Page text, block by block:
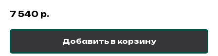
7 540 р.
Добавить в корзину